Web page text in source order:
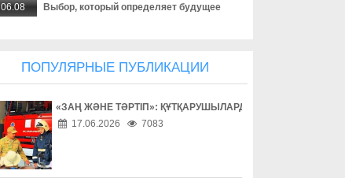
06.08 Выбор, который определяет будущее
06.08 Интернет без иллюзий
06.08 Легких денег не бывает
ПОПУЛЯРНЫЕ ПУБЛИКАЦИИ
«ЗАҢ ЖӘНЕ ТӘРТІП»: ҚҰТҚАРУШЫЛАРДЫҢ ЕҢБЕГІМЕН
17.06.2026
7083